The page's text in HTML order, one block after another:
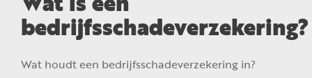
bedrijfsschadeverzekering?
Wat houdt een bedrijfsschadeverzekering in?